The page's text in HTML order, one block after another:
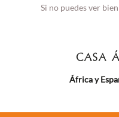
Si no puedes ver
África y